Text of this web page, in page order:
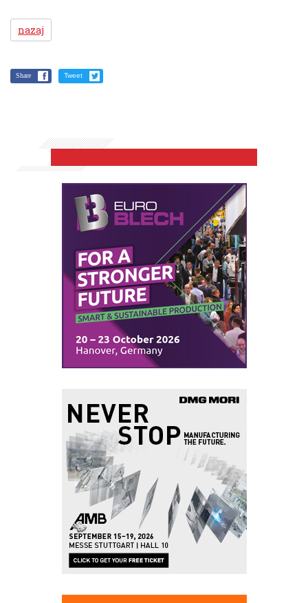
nazaj
Share Tweet